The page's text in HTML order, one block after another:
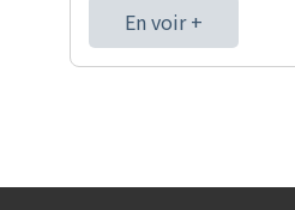
En voir +